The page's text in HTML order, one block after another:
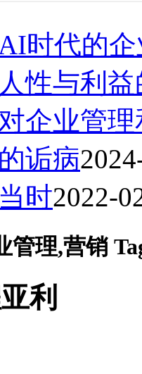
时代的
性与利
企业管
诟病
时2022-
管理,营销
利